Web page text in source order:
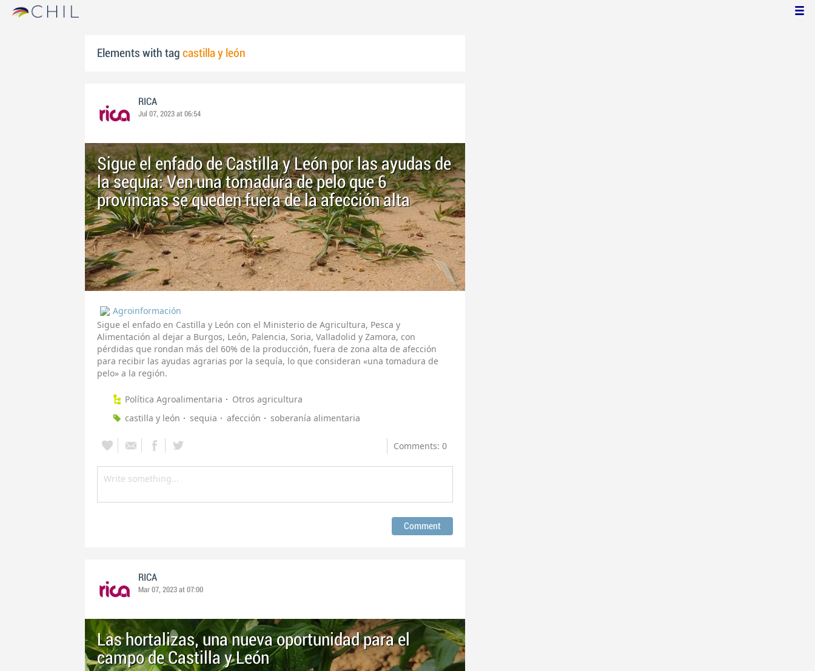
Elements with tag castilla y león
RICA
Jul 07, 2023 at 06:54
Sigue el enfado de Castilla y León por las ayudas de
la sequía: Ven una tomadura de pelo que 6
provincias se queden fuera de la afección alta
Agroinformación
Sigue el enfado en Castilla y León con el Ministerio de Agricultura, Pesca y
Alimentación al dejar a Burgos, León, Palencia, Soria, Valladolid y Zamora, con
pérdidas que rondan más del 60% de la producción, fuera de zona alta de afección
para recibir las ayudas agrarias por la sequía, lo que consideran «una tomadura de
pelo» a la región.
Política Agroalimentaria
Otros agricultura
castilla y león
sequia afección soberanía alimentaria
Comments: 0
RICA
Mar 07, 2023 at 07:00
Las hortalizas, una nueva oportunidad para el
campo de Castilla y León